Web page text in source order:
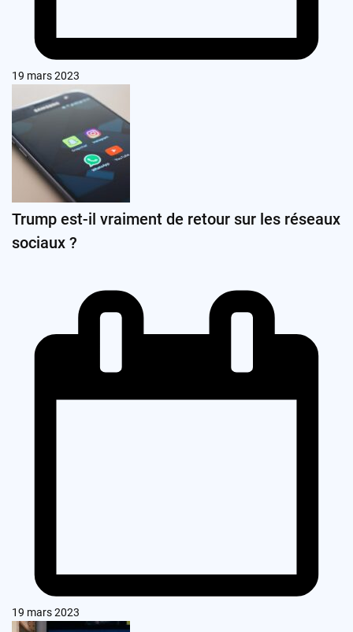
19 mars 2023
Trump est-il vraiment de retour sur les réseaux
sociaux ?
19 mars 2023